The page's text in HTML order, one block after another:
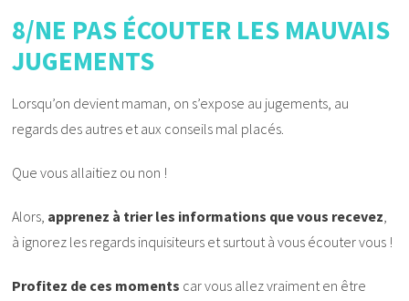
8/NE PAS ÉCOUTER LES MAUVAIS
JUGEMENTS
Lorsqu’on devient maman, on s’expose au jugements, au
regards des autres et aux conseils mal placés.
Que vous allaitiez ou non !
Alors, apprenez à trier les informations que vous recevez,
à ignorez les regards inquisiteurs et surtout à vous écouter vous !
Profitez de ces moments car vous allez vraiment en être